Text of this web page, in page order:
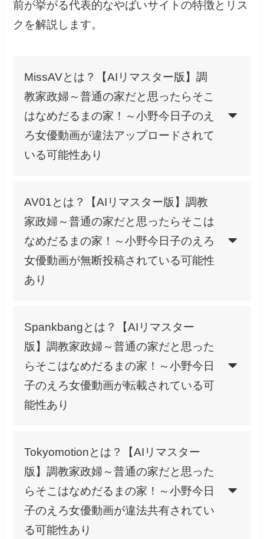
前が挙がる代表的なやばいサイトの特徴とリス
クを解説します。
MissAVとは？【AIリマスター版】調
教家政婦～普通の家だと思ったらそこ
はなめだるまの家！～小野今日子のえ
ろ女優動画が違法アップロードされて
いる可能性あり
AV01とは？【AIリマスター版】調教
家政婦～普通の家だと思ったらそこは
なめだるまの家！～小野今日子のえろ
女優動画が無断投稿されている可能性
あり
Spankbangとは？【AIリマスター
版】調教家政婦～普通の家だと思った
らそこはなめだるまの家！～小野今日
子のえろ女優動画が転載されている可
能性あり
Tokyomotionとは？【AIリマスター
版】調教家政婦～普通の家だと思った
らそこはなめだるまの家！～小野今日
子のえろ女優動画が違法共有されてい
る可能性あり